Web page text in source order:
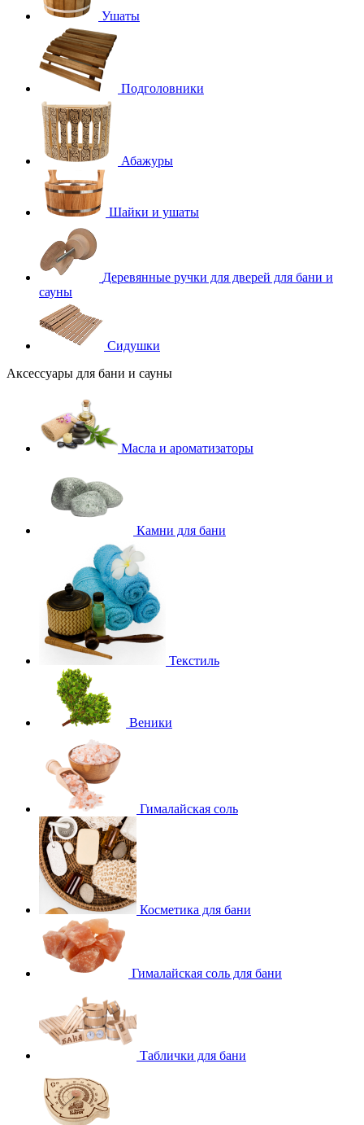
Ушаты
Подголовники
Абажуры
Шайки и ушаты
Деревянные ручки для дверей для бани и
сауны
Сидушки
Аксессуары для бани и сауны
Масла и ароматизаторы
Камни для бани
Текстиль
Веники
Гималайская соль
Косметика для бани
Гималайская соль для бани
Таблички для бани